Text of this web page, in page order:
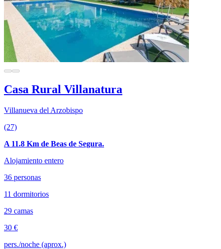
Casa Rural Villanatura
Villanueva del Arzobispo
(27)
A 11.8 Km de Beas de Segura.
Alojamiento entero
36 personas
11 dormitorios
29 camas
30 €
pers./noche (aprox.)